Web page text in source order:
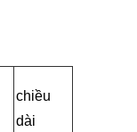
chiều
dài